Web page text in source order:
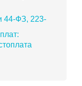
44-ФЗ, 223-